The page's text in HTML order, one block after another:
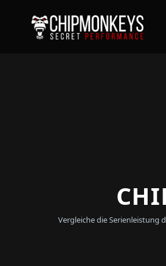
Vergleiche die Serienleistung